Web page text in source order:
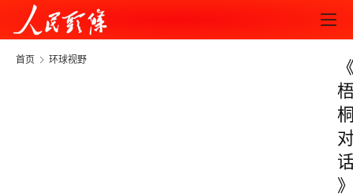
首页 环球视野